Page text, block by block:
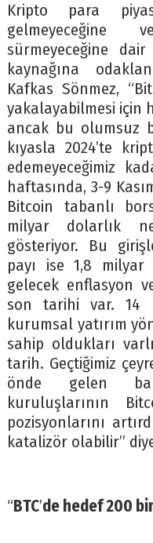
Kripto para
gelmeyeceğine
sürmeyeceğine
kaynağına
Kafkas Sönmez,
yakalayabilmesi için
ancak bu olumsuz
kıyasla 2024’te
edemeyeceğimiz
haftasında, 3-9
Bitcoin tabanlı
milyar dolarlık
gösteriyor. Bu
payı ise 1,8 milyar
gelecek enflasyon
son tarihi var. 14
kurumsal yatırım
sahip oldukları
tarih. Geçtiğimiz
önde gelen
kuruluşlarının
pozisyonlarını
katalizör olabilir”
“BTC’de hedef 200